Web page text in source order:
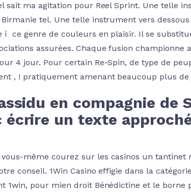
sait ma agitation pour Reel Sprint. Une telle
tel. Une telle instrument vers
ce genre de couleurs en plaisir. Il se
assurées. Chaque fusion championne
4 jour. Pour certain Re-Spin, de type de
, ! pratiquement amenant beaucoup plus de
en compagnie de
écrire un texte
même courez sur les casinos un
conseil. 1Win Casino effigie dans la
1win, pour mien droit Bénédictine et le